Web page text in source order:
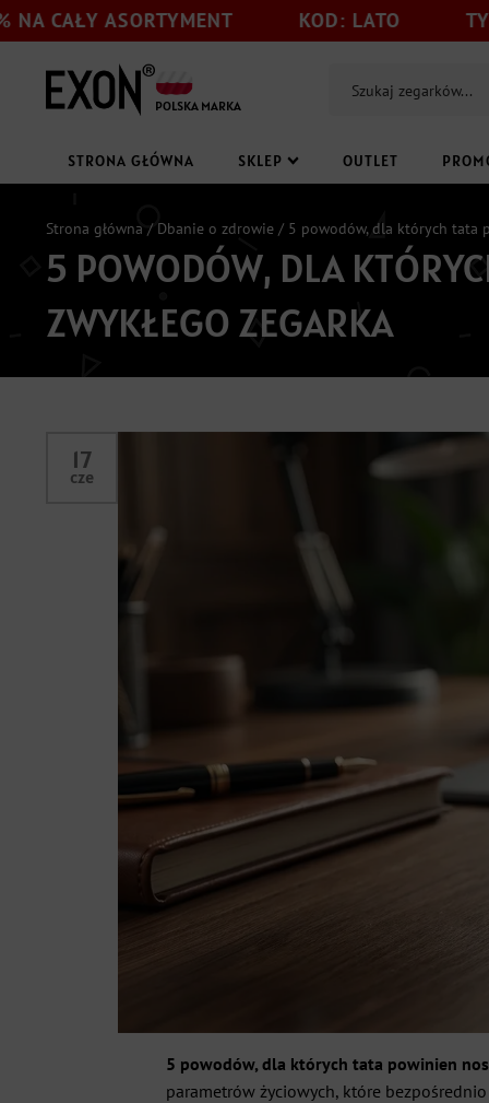
KOD: LATO TYLKO DO
POLSKA MARKA
STRONA GŁÓWNA SKLEP OUTLET
Strona główna / Dbanie o zdrowie / 5 powodów, dla których tata
5 POWODÓW, DLA
ZWYKŁEGO ZEGARKA
17
cze
5 powodów, dla których tata powinien
parametrów życiowych, które